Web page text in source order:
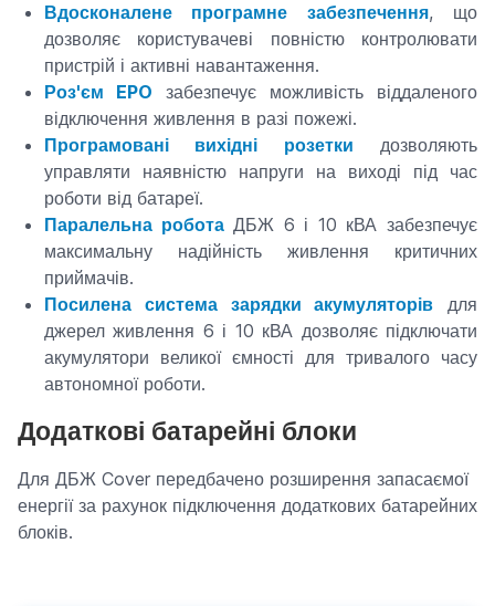
Вдосконалене програмне забезпечення, що
дозволяє користувачеві повністю контролювати
пристрій і активні навантаження.
Роз'єм EPO забезпечує можливість віддаленого
відключення живлення в разі пожежі.
Програмовані вихідні розетки дозволяють
управляти наявністю напруги на виході під час
роботи від батареї.
Паралельна роботаДБЖ 6 і 10 кВА забезпечує
максимальну надійність живлення критичних
приймачів.
Посилена система зарядки акумуляторів для
джерел живлення 6 і 10 кВА дозволяє підключати
акумулятори великої ємності для тривалого часу
автономної роботи.
Додаткові батарейні блоки
Для ДБЖ Cover передбачено розширення запасаємої
енергії за рахунок підключення додаткових батарейних
блоків.